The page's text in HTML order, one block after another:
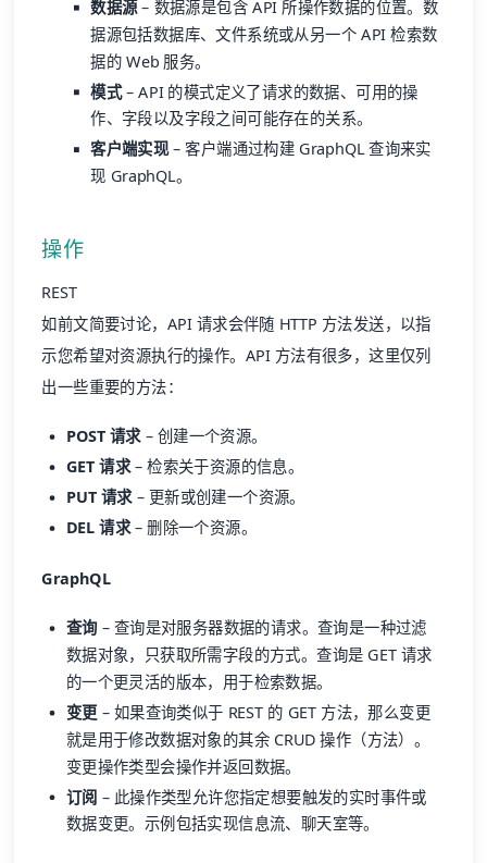
数据源– 数据源是包含 API 所操作数据的位置。数
据源包括数据库、文件系统或从另一个 API 检索数
据的 Web 服务。
模式– API 的模式定义了请求的数据、可用的操
作、字段以及字段之间可能存在的关系。
客户端实现– 客户端通过构建 GraphQL 查询来实
现 GraphQL。
操作
REST
如前文简要讨论，API 请求会伴随 HTTP 方法发送，以指
示您希望对资源执行的操作。API 方法有很多，这里仅列
出一些重要的方法：
POST 请求– 创建一个资源。
GET 请求– 检索关于资源的信息。
PUT 请求– 更新或创建一个资源。
DEL 请求– 删除一个资源。
GraphQL
查询 – 查询是对服务器数据的请求。查询是一种过滤
数据对象，只获取所需字段的方式。查询是 GET 请求
的一个更灵活的版本，用于检索数据。
变更 – 如果查询类似于 REST 的 GET 方法，那么变更
就是用于修改数据对象的其余 CRUD 操作（方法）。
变更操作类型会操作并返回数据。
订阅 – 此操作类型允许您指定想要触发的实时事件或
数据变更。示例包括实现信息流、聊天室等。